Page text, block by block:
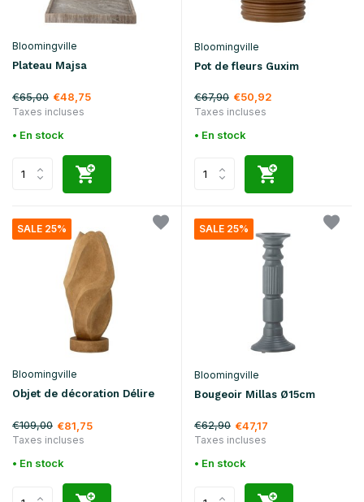
Bloomingville
Plateau Majsa
€65,00 €48,75
Taxes incluses
• En stock
Bloomingville
Pot de fleurs Guxim
€67,90 €50,92
Taxes incluses
• En stock
SALE 25%
Bloomingville
Objet de décoration Délire
€109,00 €81,75
Taxes incluses
• En stock
SALE 25%
Bloomingville
Bougeoir Millas Ø15cm
€62,90 €47,17
Taxes incluses
• En stock